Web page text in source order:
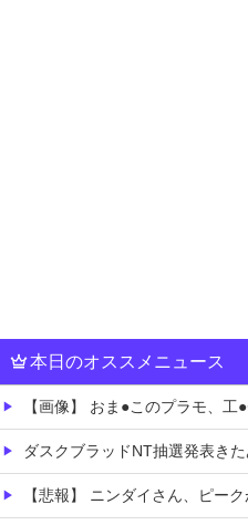
本日のオススメニュース
【画像】 おま●このプラモ、
ダスクブラッドNT抽選発表き
【悲報】 ニンダイさん、ピークが開幕大谷